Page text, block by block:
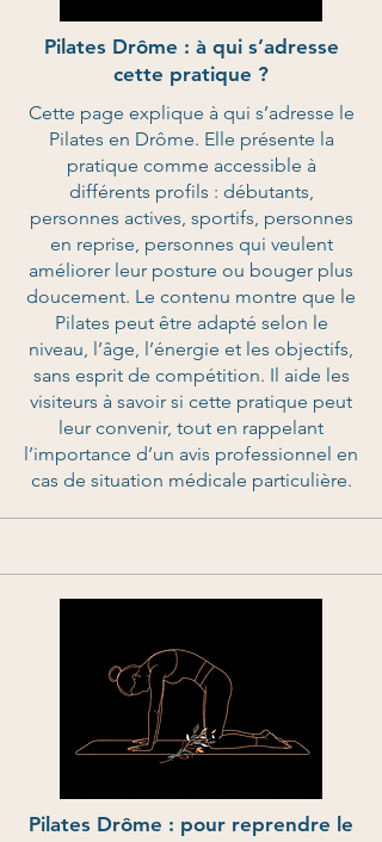
Pilates Drôme : à qui s’adresse
cette pratique ?
Cette page explique à qui s’adresse le
Pilates en Drôme. Elle présente la
pratique comme accessible à
différents profils : débutants,
personnes actives, sportifs, personnes
en reprise, personnes qui veulent
améliorer leur posture ou bouger plus
doucement. Le contenu montre que le
Pilates peut être adapté selon le
niveau, l’âge, l’énergie et les objectifs,
sans esprit de compétition. Il aide les
visiteurs à savoir si cette pratique peut
leur convenir, tout en rappelant
l’importance d’un avis professionnel en
cas de situation médicale particulière.
Pilates Drôme : pour reprendre le